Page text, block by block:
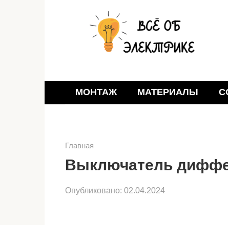
МОНТАЖ МАТЕРИАЛЫ
Главная
Выключатель
Опубликовано: 02.04.2024